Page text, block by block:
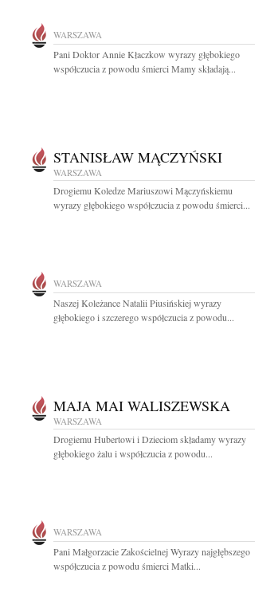
WARSZAWA
Pani Doktor Annie Kłaczkow wyrazy głębokiego
współczucia z powodu śmierci Mamy składają...
STANISŁAW MĄCZYŃSKI
WARSZAWA
Drogiemu Koledze Mariuszowi Mączyńskiemu
wyrazy głębokiego współczucia z powodu śmierci...
WARSZAWA
Naszej Koleżance Natalii Piusińskiej wyrazy
głębokiego i szczerego współczucia z powodu...
MAJA MAI WALISZEWSKA
WARSZAWA
Drogiemu Hubertowi i Dzieciom składamy wyrazy
głębokiego żalu i współczucia z powodu...
WARSZAWA
Pani Małgorzacie Zakościelnej Wyrazy najgłębszego
współczucia z powodu śmierci Matki...